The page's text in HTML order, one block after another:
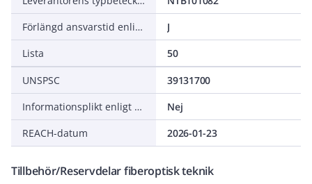
Förlängd ansvarstid enligt ALEM-09
J
Lista
50
UNSPSC
39131700
Informationsplikt enligt REACH
Nej
REACH-datum
2026-01-23
Tillbehör/Reservdelar fiberoptisk teknik